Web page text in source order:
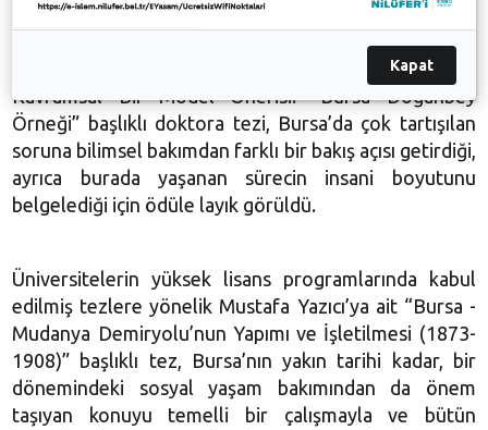
programlarında kabul edilmiş tezlere yönelik
kategoride Miray Gür’e ait “Kentsel Dönüşüm
Uygulamasında Yaşam Kalitesi Araştırması ve
Kavramsal Bir Model Önerisi: ’‘Bursa Doğanbey
Örneği” başlıklı doktora tezi, Bursa’da çok tartışılan
soruna bilimsel bakımdan farklı bir bakış açısı getirdiği,
ayrıca burada yaşanan sürecin insani boyutunu
belgelediği için ödüle layık görüldü.
Üniversitelerin yüksek lisans programlarında kabul
edilmiş tezlere yönelik Mustafa Yazıcı’ya ait “Bursa -
Mudanya Demiryolu’nun Yapımı ve İşletilmesi (1873-
1908)” başlıklı tez, Bursa’nın yakın tarihi kadar, bir
dönemindeki sosyal yaşam bakımından da önem
taşıyan konuyu temelli bir çalışmayla ve bütün
Kapat